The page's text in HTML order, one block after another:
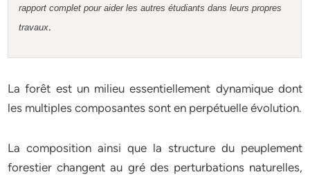
rapport complet pour aider les autres étudiants dans leurs propres
travaux.
La forêt est un milieu essentiellement dynamique dont
les multiples composantes sont en perpétuelle évolution.
La composition ainsi que la structure du peuplement
forestier changent au gré des perturbations naturelles,